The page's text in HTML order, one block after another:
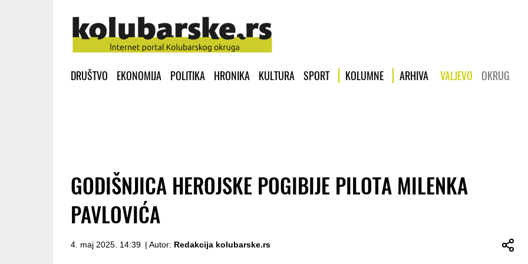
DRUŠTVO EKONOMIJA POLITIKA HRONIKA KULTURA SPORT KOLUMNE ARHIVA VALJEVO OKRUG
GODIŠNJICA HEROJSKE POGIBIJE PILOTA MILENKA
PAVLOVIĆA
4. maj 2025. 14:39 | Autor: Redakcija kolubarske.rs